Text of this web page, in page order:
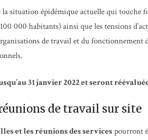
situation épidémique actuelle qui touche
000 habitants) ainsi que les tensions
de travail et du fonctionnement
31 janvier 2022 et seront
de travail sur site
et les réunions des services pourront